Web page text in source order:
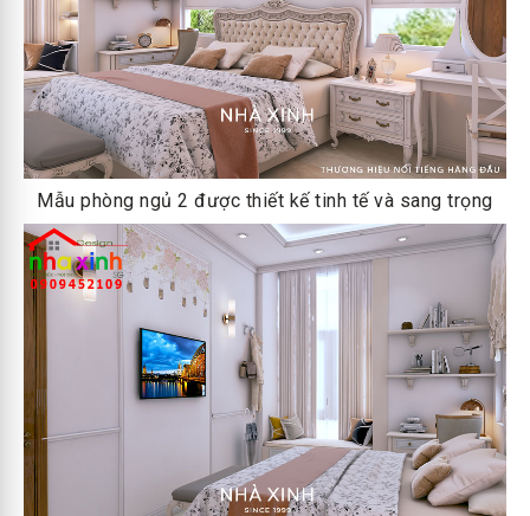
Mẫu phòng ngủ 2 được thiết kế tinh tế và sang trọng